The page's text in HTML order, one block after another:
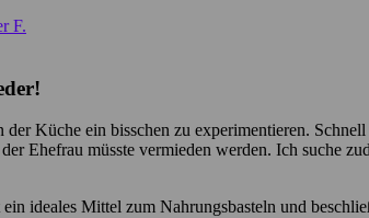
F.
Küche ein bisschen zu experimentieren.
Ehefrau müsste vermieden werden. Ich suche
ideales Mittel zum Nahrungsbasteln und